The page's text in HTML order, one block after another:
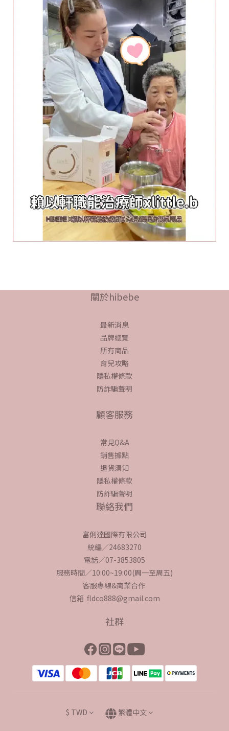
關於hibebe
最新消息
品牌總覽
所有商品
育兒攻略
隱私權條款
防詐騙聲明
顧客服務
常見Q&A
銷售據點
退貨須知
隱私權條款
防詐騙聲明
聯絡我們
富俐達國際有限公司
統編／24683270
電話／07-3853805
服務時間／10:00~19:00(周一至周五)
客服專線&商業合作
信箱 fldco888@gmail.com
社群
$ TWD 繁體中文